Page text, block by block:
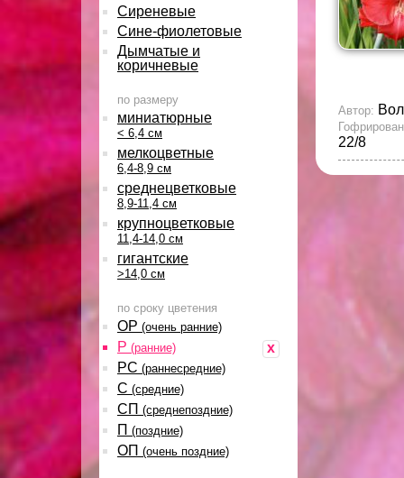
Сиреневые
Сине-фиолетовые
Дымчатые и
коричневые
по размеру
миниатюрные
< 6,4 см
мелкоцветные
6,4-8,9 см
среднецветковые
8,9-11,4 см
крупноцветковые
11,4-14,0 см
гигантские
>14,0 см
по сроку цветения
ОР (очень ранние)
x
Р (ранние)
РС (раннесредние)
С (средние)
СП (среднепоздние)
П (поздние)
ОП (очень поздние)
Автор:
22/8